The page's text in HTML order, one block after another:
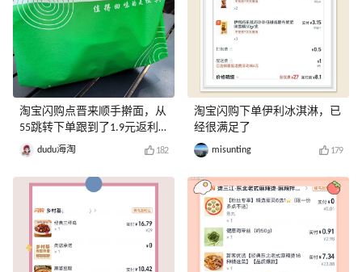
淘宝闪购点晋来顺手擀面，从
55跳转下单跟到了1.9元返利
哦
dudu海淘 182
淘宝闪购下单伊利冰淇淋，已
经很满足了
misunting 179